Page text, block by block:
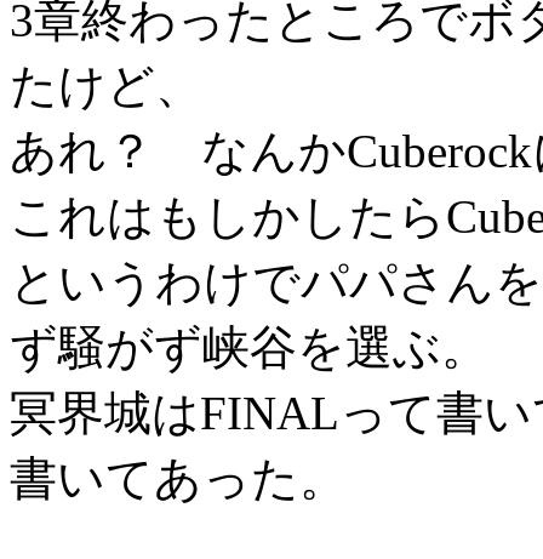
3章終わったところでボ
たけど、
あれ？ なんか
これはもしかしたら
というわけでパパさん
ず騒がず峡谷を選ぶ。
冥界城はFINALって書
書いてあった。